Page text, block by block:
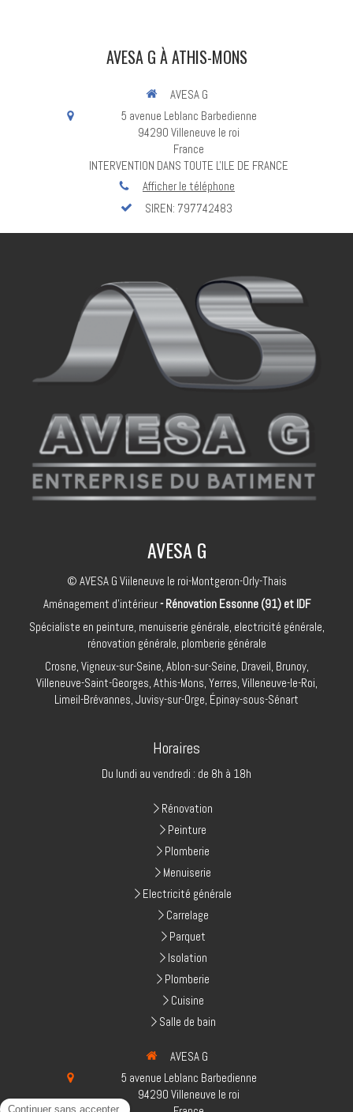
AVESA G À ATHIS-MONS
AVESA G
5 avenue Leblanc Barbedienne
94290 Villeneuve le roi
France
INTERVENTION DANS TOUTE L'ILE DE FRANCE
Afficher le téléphone
SIREN: 797742483
AVESA G
© AVESA G Viileneuve le roi-Montgeron-Orly-Thais
Aménagement d'intérieur- Rénovation Essonne (91) et IDF
Spécialiste en peinture, menuiserie générale, electricité générale,
rénovation générale, plomberie générale
Crosne, Vigneux-sur-Seine, Ablon-sur-Seine, Draveil, Brunoy,
Villeneuve-Saint-Georges, Athis-Mons, Yerres, Villeneuve-le-Roi,
Limeil-Brévannes, Juvisy-sur-Orge, Épinay-sous-Sénart
Horaires
Du lundi au vendredi : de 8h à 18h
Rénovation
Peinture
Plomberie
Menuiserie
Electricité générale
Carrelage
Parquet
Isolation
Plomberie
Cuisine
Salle de bain
AVESA G
5 avenue Leblanc Barbedienne
94290 Villeneuve le roi